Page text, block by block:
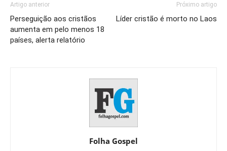
Artigo anterior
Perseguição aos cristãos
aumenta em pelo menos 18
países, alerta relatório
Próximo artigo
Líder cristão é morto no Laos
Folha Gospel